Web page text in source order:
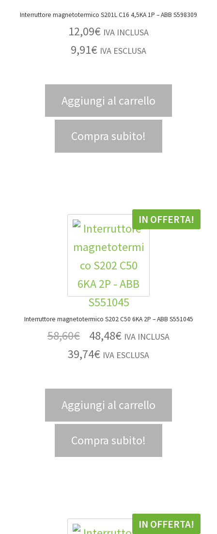
Interruttore magnetotermico S201L C16 4,5KA 1P – ABB S598309
12,09€ IVA INCLUSA
9,91€ IVA ESCLUSA
Aggiungi al carrello
Compra subito!
Interruttore magnetotermico S202 C50 6KA 2P – ABB S551045
IN OFFERTA!
58,60€ 48,48€ IVA INCLUSA
39,74€ IVA ESCLUSA
Aggiungi al carrello
Compra subito!
IN OFFERTA!